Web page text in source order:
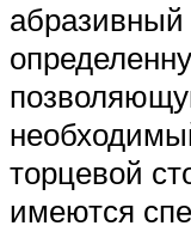
абразивный
торцевой
имеются